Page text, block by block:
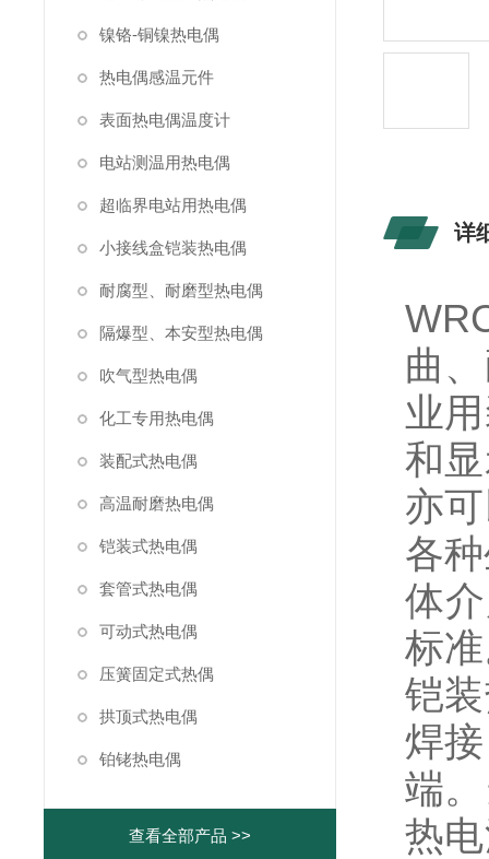
镍铬-铜镍热电偶
热电偶感温元件
表面热电偶温度计
电站测温用热电偶
超临界电站用热电偶
小接线盒铠装热电偶
耐腐型、耐磨型热电偶
隔爆型、本安型热电偶
吹气型热电偶
化工专用热电偶
装配式热电偶
高温耐磨热电偶
铠装式热电偶
套管式热电偶
可动式热电偶
压簧固定式热偶
拱顶式热电偶
铂铑热电偶
查看全部产品 >>
详
曲
业
和
亦
各
体
标
铠
焊
端
热